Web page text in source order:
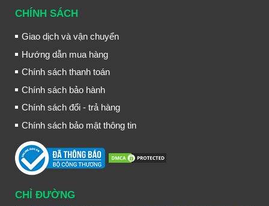
CHÍNH SÁCH
Giao dịch và vận chuyển
Hướng dẫn mua hàng
Chính sách thanh toán
Chính sách bảo hành
Chính sách đổi - trả hàng
Chính sách bảo mật thông tin
CHỈ ĐƯỜNG